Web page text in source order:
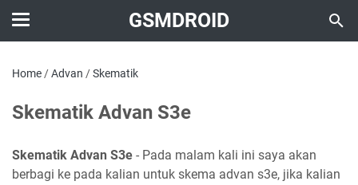
GSMDROID
Home /Advan /Skematik
Skematik Advan S3e
Skematik Advan S3e - Pada malam kali ini saya akan
berbagi ke pada kalian untuk skema advan s3e, jika kalian